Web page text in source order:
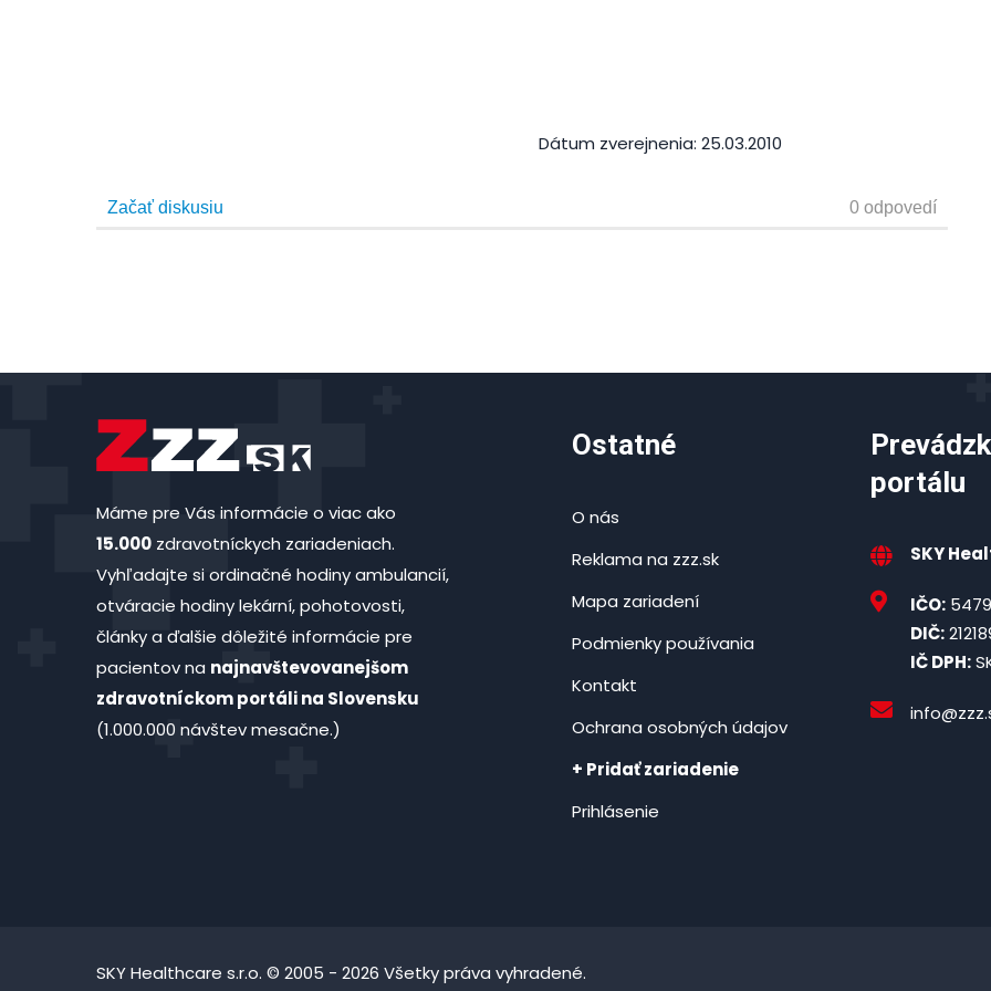
Dátum zverejnenia: 25.03.2010
Máme pre Vás informácie o viac ako
15.000 zdravotníckych zariadeniach.
Vyhľadajte si ordinačné hodiny ambulancií,
otváracie hodiny lekární, pohotovosti,
články a ďalšie dôležité informácie pre
pacientov na najnavštevovanejšom
zdravotníckom portáli na Slovensku
(1.000.000 návštev mesačne.)
Ostatné
O nás
Reklama na zzz.sk
Mapa zariadení
Podmienky používania
Kontakt
Ochrana osobných údajov
+ Pridať zariadenie
Prihlásenie
portálu
SKY
IČO:
DIČ:
IČ DPH:
SKY Healthcare s.r.o. © 2005 - 2026 Všetky práva vyhradené.